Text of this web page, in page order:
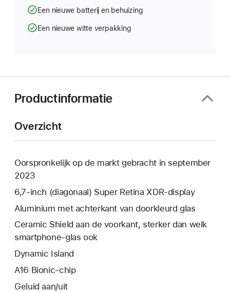
Een nieuwe batterij en behuizing
Een nieuwe witte verpakking
Productinformatie
Overzicht
Oorspronkelijk op de markt gebracht in september
2023
6,7‑inch (diagonaal) Super Retina XDR-display
Aluminium met achterkant van doorkleurd glas
Ceramic Shield aan de voorkant, sterker dan welk
smartphone-glas ook
Dynamic Island
A16 Bionic-chip
Geluid aan/uit